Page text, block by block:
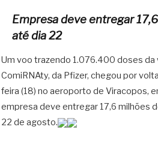
Empresa deve entregar
até dia 22
Um voo trazendo 1.076.400 doses da
ComiRNAty, da Pfizer, chegou por
feira (18) no aeroporto de Viracopos,
empresa deve entregar 17,6 milhões
22 de agosto.